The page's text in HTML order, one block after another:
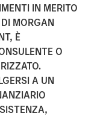
IN MERITO
MORGAN
È
O
A UN